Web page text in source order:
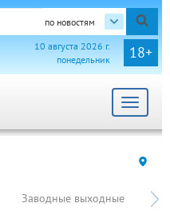
по новостям
18+
10 августа 2026 г.
понедельник
Toggle
Заводные выходные